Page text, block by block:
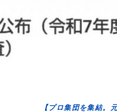
【プロ集団を集結。